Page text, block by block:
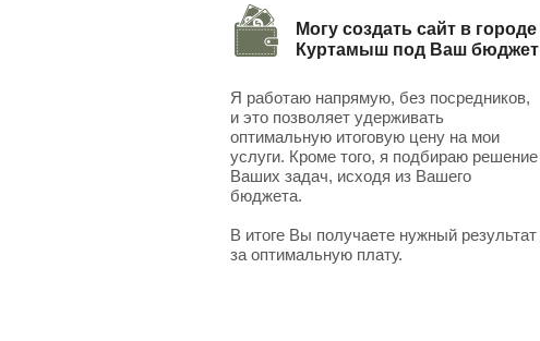
Могу создать сайт в городе
Куртамыш под Ваш бюджет
Я работаю напрямую, без посредников,
и это позволяет удерживать
оптимальную итоговую цену на мои
услуги. Кроме того, я подбираю решение
Ваших задач, исходя из Вашего
бюджета.
В итоге Вы получаете нужный результат
за оптимальную плату.